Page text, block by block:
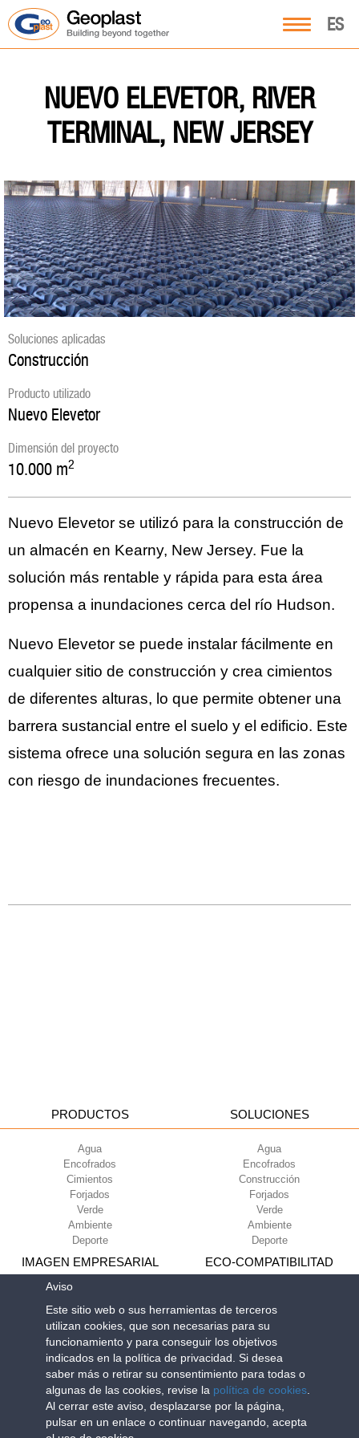
ES
NUEVO ELEVETOR, RIVER
TERMINAL, NEW JERSEY
Soluciones aplicadas
Construcción
Producto utilizado
Nuevo Elevetor
Dimensión del proyecto
10.000 m2
Nuevo Elevetor se utilizó para la construcción de
un almacén en Kearny, New Jersey. Fue la
solución más rentable y rápida para esta área
propensa a inundaciones cerca del río Hudson.
Nuevo Elevetor se puede instalar fácilmente en
cualquier sitio de construcción y crea cimientos
de diferentes alturas, lo que permite obtener una
barrera sustancial entre el suelo y el edificio. Este
sistema ofrece una solución segura en las zonas
con riesgo de inundaciones frecuentes.
PRODUCTOS
Agua
Encofrados
Cimientos
Forjados
Verde
Ambiente
Deporte
SOLUCIONES
Agua
Encofrados
Construcción
Forjados
Verde
Ambiente
Deporte
IMAGEN EMPRESARIAL
Condiciones de venta
Sobre nosotros
Newsletter
ECO-COMPATIBILITAD
Geoplast S.p.A. | Via Martiri della Libertà, 6/8 - 35010 Grantorto (Padova)
ITALY - Tel+39 049 9490289 - info@geoplastglobal.com
Reg. Impr. PD. n. 03285310284 - R.E.A. n. 300667 P.IVA e C.F.
Aviso
Este sitio web o sus herramientas de terceros
utilizan cookies, que son necesarias para su
funcionamiento y para conseguir los objetivos
indicados en la política de privacidad. Si desea
saber más o retirar su consentimiento para todas o
algunas de las cookies, revise la política de cookies
Al cerrar este aviso, desplazarse por la página,
pulsar en un enlace o continuar navegando, acepta